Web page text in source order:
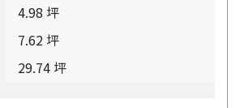
4.98 坪
7.62 坪
29.74 坪